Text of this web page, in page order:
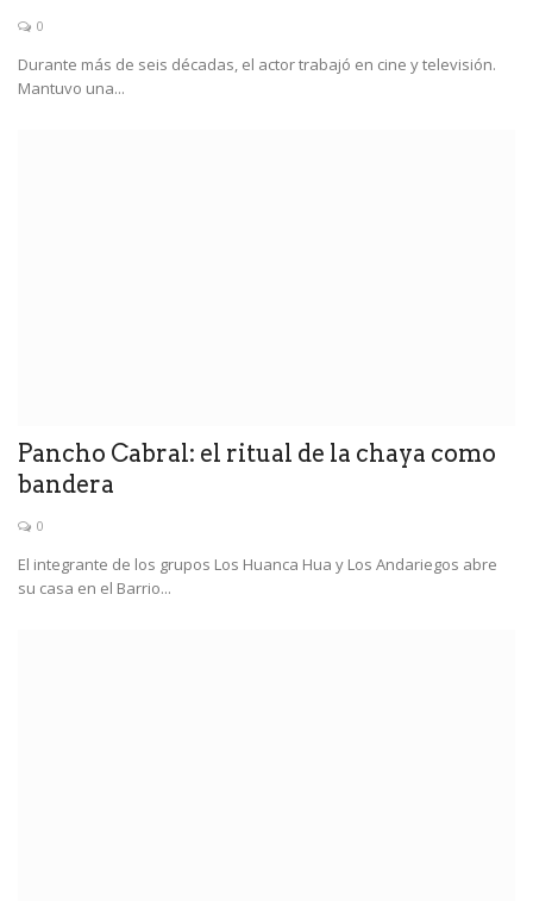
0
Durante más de seis décadas, el actor trabajó en cine y televisión.
Mantuvo una...
Pancho Cabral: el ritual de la chaya como
bandera
0
El integrante de los grupos Los Huanca Hua y Los Andariegos abre
su casa en el Barrio...